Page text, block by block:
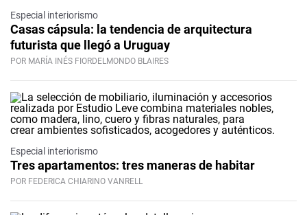
Especial interiorismo
Casas cápsula: la tendencia de arquitectura
futurista que llegó a Uruguay
POR MARÍA INÉS FIORDELMONDO BLAIRES
Especial interiorismo
Tres apartamentos: tres maneras de habitar
POR FEDERICA CHIARINO VANRELL